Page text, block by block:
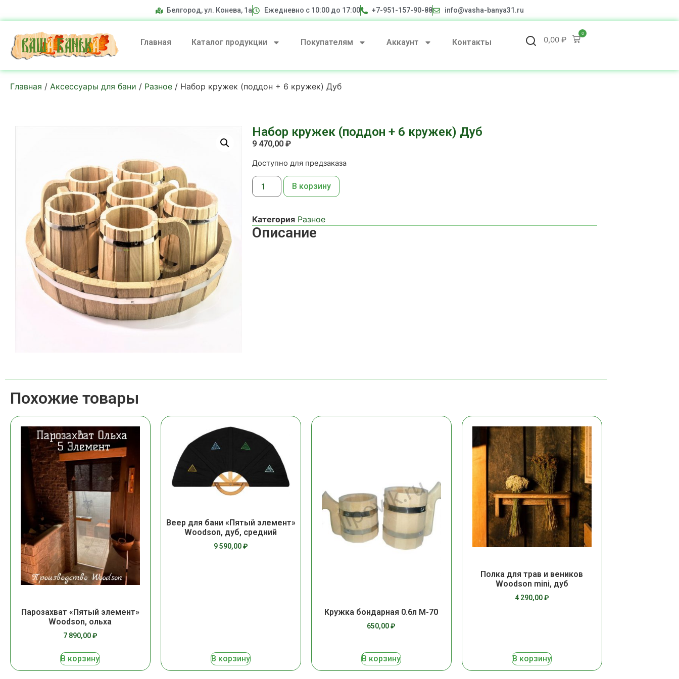
Белгород, ул. Конева, 1а Ежедневно с 10:00 до 17:00 +7-951-157-90-88 info@vasha-banya31.ru
Главная Каталог продукции Покупателям Аккаунт Контакты 0,00₽
0
Главная / Аксессуары для бани / Разное / Набор кружек (поддон + 6 кружек) Дуб
Набор кружек (поддон + 6 кружек) Дуб
9 470,00 ₽
Доступно для предзаказа
В корзину
Категория Разное
Описание
Похожие товары
Парозахват «Пятый элемент»
Woodson, ольха
7 890,00₽
В корзину
Веер для бани «Пятый элемент»
Woodson, дуб, средний
9 590,00₽
В корзину
Кружка бондарная 0.6л М-70
650,00₽
В корзину
Полка для трав и веников
Woodson mini, дуб
4 290,00₽
В корзину